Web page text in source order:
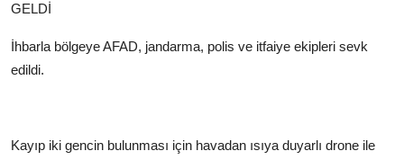
GELDİ
İhbarla bölgeye AFAD, jandarma, polis ve itfaiye ekipleri sevk
edildi.
Kayıp iki gencin bulunması için havadan ısıya duyarlı drone ile